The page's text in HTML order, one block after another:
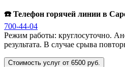
☎️ Телефон горячей линии в
700-44-04
Режим работы: круглосуточно.
результата. В случае срыва
Стоимость услуг от 6500 руб.